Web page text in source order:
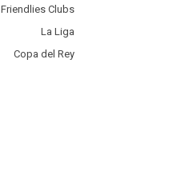
Friendlies Clubs
La Liga
Copa del Rey